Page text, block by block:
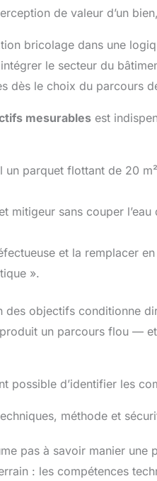
de valeur d’un
bricolage dans une
le secteur du
dès le choix du parcours
mesurables est
parquet flottant de 20
mitigeur sans couper
et la remplacer
».
des objectifs conditionne
un parcours flou —
possible d’identifier les
méthode et
pas à savoir manier
: les compétences